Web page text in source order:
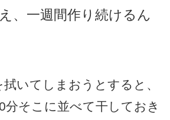
、一週間作り続けるん
いてしまおうとすると、
分そこに並べて干しておき